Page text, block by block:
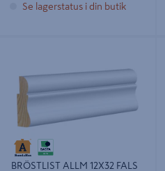
Se lagerstatus i din butik
BRÖSTLIST ALLM 12X32 FALS